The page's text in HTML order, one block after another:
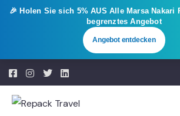
🎉 Holen Sie sich 5% AUS Alle Marsa Nakari
begrenztes Angebot
Angebot entdecken